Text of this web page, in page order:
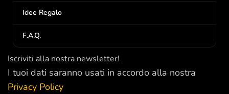
Idee Regalo
F.A.Q.
Iscriviti alla nostra newsletter!
I tuoi dati saranno usati in accordo alla nostra
Privacy Policy